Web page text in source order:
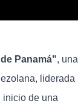
Panamá", una
liderada
inicio de una